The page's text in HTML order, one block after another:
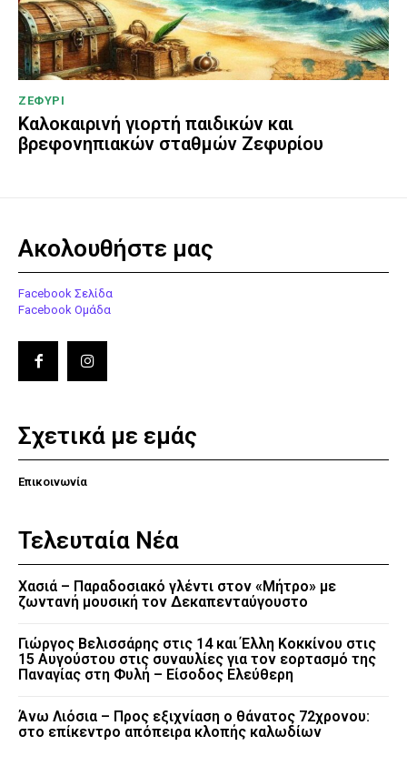
ΖΕΦΥΡΙ
Καλοκαιρινή γιορτή παιδικών και
βρεφονηπιακών σταθμών Ζεφυρίου
Ακολουθήστε μας
Facebook Σελίδα
Facebook Ομάδα
Σχετικά με εμάς
Επικοινωνία
Τελευταία Νέα
Χασιά – Παραδοσιακό γλέντι στον «Μήτρο» με
ζωντανή μουσική τον Δεκαπενταύγουστο
Γιώργος Βελισσάρης στις 14 και Έλλη Κοκκίνου στις
15 Αυγούστου στις συναυλίες για τον εορτασμό της
Παναγίας στη Φυλή – Είσοδος Ελεύθερη
Άνω Λιόσια – Προς εξιχνίαση ο θάνατος 72χρονου:
στο επίκεντρο απόπειρα κλοπής καλωδίων